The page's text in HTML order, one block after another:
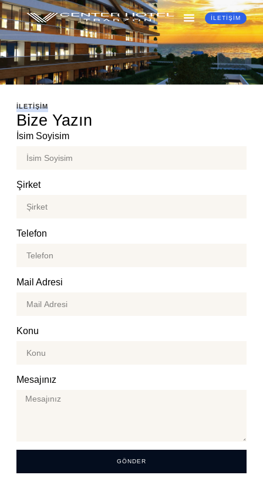
İLETIŞIM
ILETIŞIM
Bize Yazın
İsim Soyisim
Şirket
Telefon
Mail Adresi
Konu
Mesajınız
GÖNDER